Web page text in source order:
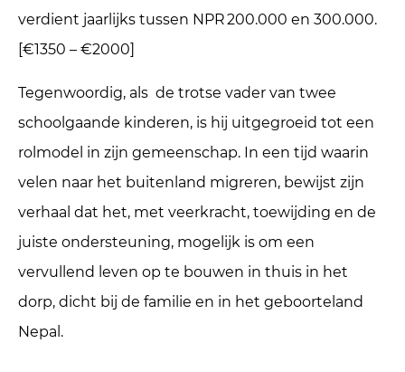
verdient jaarlijks tussen NPR 200.000 en 300.000.
[€1350 – €2000]
Tegenwoordig, als de trotse vader van twee
schoolgaande kinderen, is hij uitgegroeid tot een
rolmodel in zijn gemeenschap. In een tijd waarin
velen naar het buitenland migreren, bewijst zijn
verhaal dat het, met veerkracht, toewijding en de
juiste ondersteuning, mogelijk is om een
vervullend leven op te bouwen in thuis in het
dorp, dicht bij de familie en in het geboorteland
Nepal.